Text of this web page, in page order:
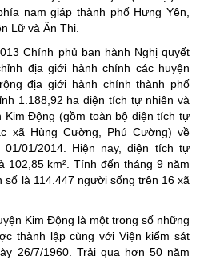
nam giáp thành phố Hưng Yên,
Lữ và Ân Thi.
Chính phủ ban hành Nghị quyết
địa giới hành chính các huyện
địa giới hành chính thành phố
1.188,92 ha diện tích tự nhiên và
Kim Động (gồm toàn bộ diện tích tự
xã Hùng Cường, Phú Cường) về
01/2014. Hiện nay, diện tích tự
102,85 km². Tính đến tháng 9 năm
số là 114.447 người sống trên 16 xã
Kim Động là một trong số những
thành lập cùng với Viện kiểm sát
26/7/1960. Trải qua hơn 50 năm